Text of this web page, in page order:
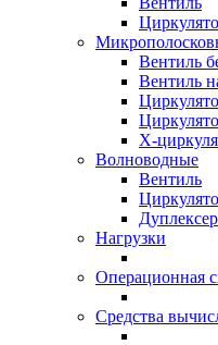
Вентиль
Вентиль
Х-
Волноводные
Вентиль
Дуплексер
Нагрузки
Операционная
Средства